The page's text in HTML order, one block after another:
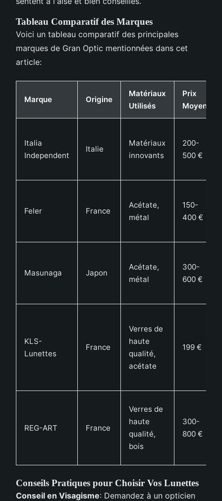
Tableau Comparatif des Marques
Voici un tableau comparatif des principales
marques de Gran Optic mentionnées dans cet
article:
Marque Origine
Matériaux
Utilisés
Prix
Moyen
Italia
Independent
Italie
Matériaux
innovants
200-
500 €
Feler France
Acétate,
métal
150-
400 €
Masunaga Japon
Acétate,
métal
300-
600 €
KLS-
Lunettes
France
Verres de
haute
qualité,
acétate
199 €
REG-ART France
Verres de
haute
qualité,
bois
300-
800 €
Conseils Pratiques pour Choisir Vos Lunettes
Conseil en Visagisme: Demandez à un opticien